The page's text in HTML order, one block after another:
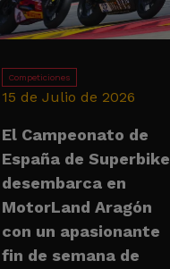
Competiciones
15 de Julio de 2026
El Campeonato de
España de Superbike
desembarca en
MotorLand Aragón
con un apasionante
fin de semana de